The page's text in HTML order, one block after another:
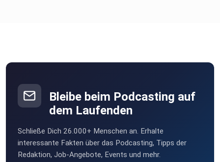
Bleibe beim Podcasting auf
dem Laufenden
Schließe Dich 26.000+ Menschen an. Erhalte
interessante Fakten über das Podcasting, Tipps der
Redaktion, Job-Angebote, Events und mehr.